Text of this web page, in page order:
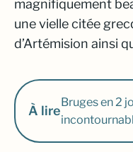
magnifiquement
une vielle citée
d’Artémision ainsi
À lire
Bruges en 2